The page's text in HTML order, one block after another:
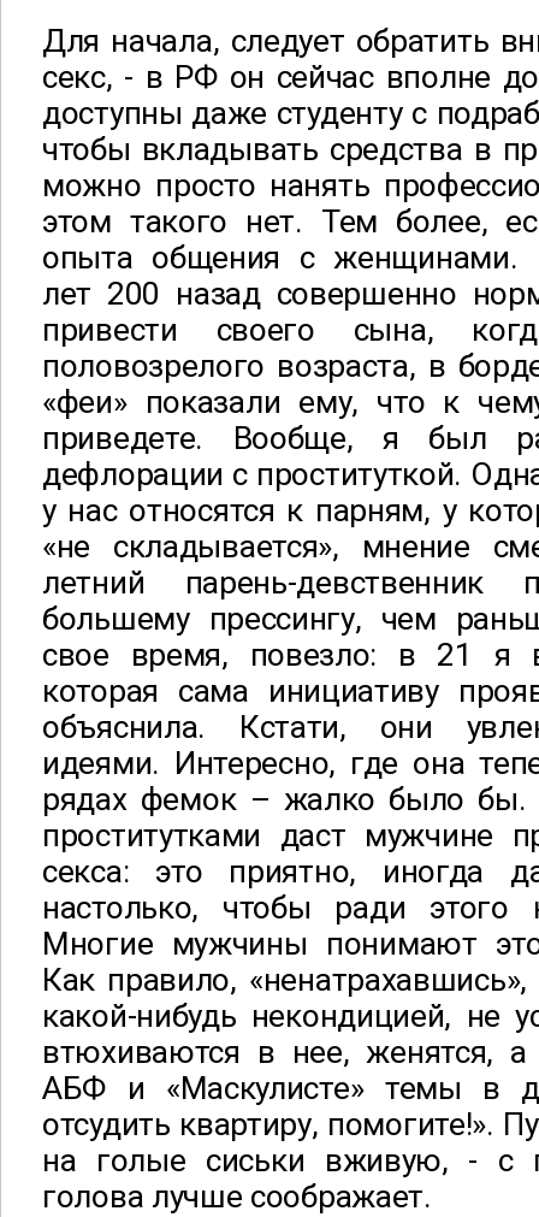
Для начала, следует обратить
секс, - в РФ он сейчас вполне
доступны даже студенту с
чтобы вкладывать средства в
можно просто нанять
этом такого нет. Тем более,
опыта общения с женщинами.
лет 200 назад совершенно
привести своего сына,
половозрелого возраста, в
«феи» показали ему, что к
приведете. Вообще, я был
дефлорации с проституткой.
у нас относятся к парням, у
«не складывается», мнение
летний парень-девственник
большему прессингу, чем
свое время, повезло: в 21 я
которая сама инициативу
объяснила. Кстати, они
идеями. Интересно, где она
рядах фемок – жалко было бы.
проститутками даст мужчине
секса: это приятно, иногда
настолько, чтобы ради этого
Многие мужчины понимают
Как правило,
какой-нибудь некондицией, не
втюхиваются в нее, женятся,
АБФ и «Маскулисте» темы в
отсудить квартиру, помогите!».
на голые сиськи вживую, - с
голова лучше соображает.